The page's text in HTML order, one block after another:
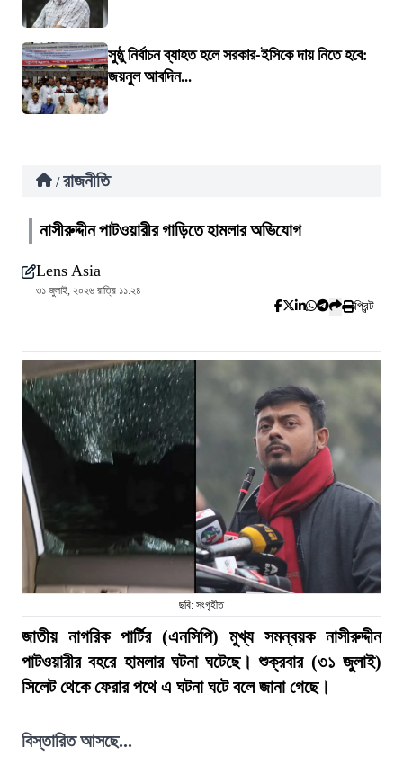
সুষ্ঠু নির্বাচন ব্যাহত হলে সরকার-ইসিকে দায় নিতে হবে:
জয়নুল আবদিন...
/ রাজনীতি
নাসীরুদ্দীন পাটওয়ারীর গাড়িতে হামলার অভিযোগ
Lens Asia
৩১ জুলাই, ২০২৬ রাত্রি ১১:২৪
প্রিন্ট
ছবি: সংগৃহীত
জাতীয় নাগরিক পার্টির (এনসিপি) মুখ্য সমন্বয়ক নাসীরুদ্দীন
পাটওয়ারীর বহরে হামলার ঘটনা ঘটেছে। শুক্রবার (৩১ জুলাই)
সিলেট থেকে ফেরার পথে এ ঘটনা ঘটে বলে জানা গেছে।
বিস্তারিত আসছে...